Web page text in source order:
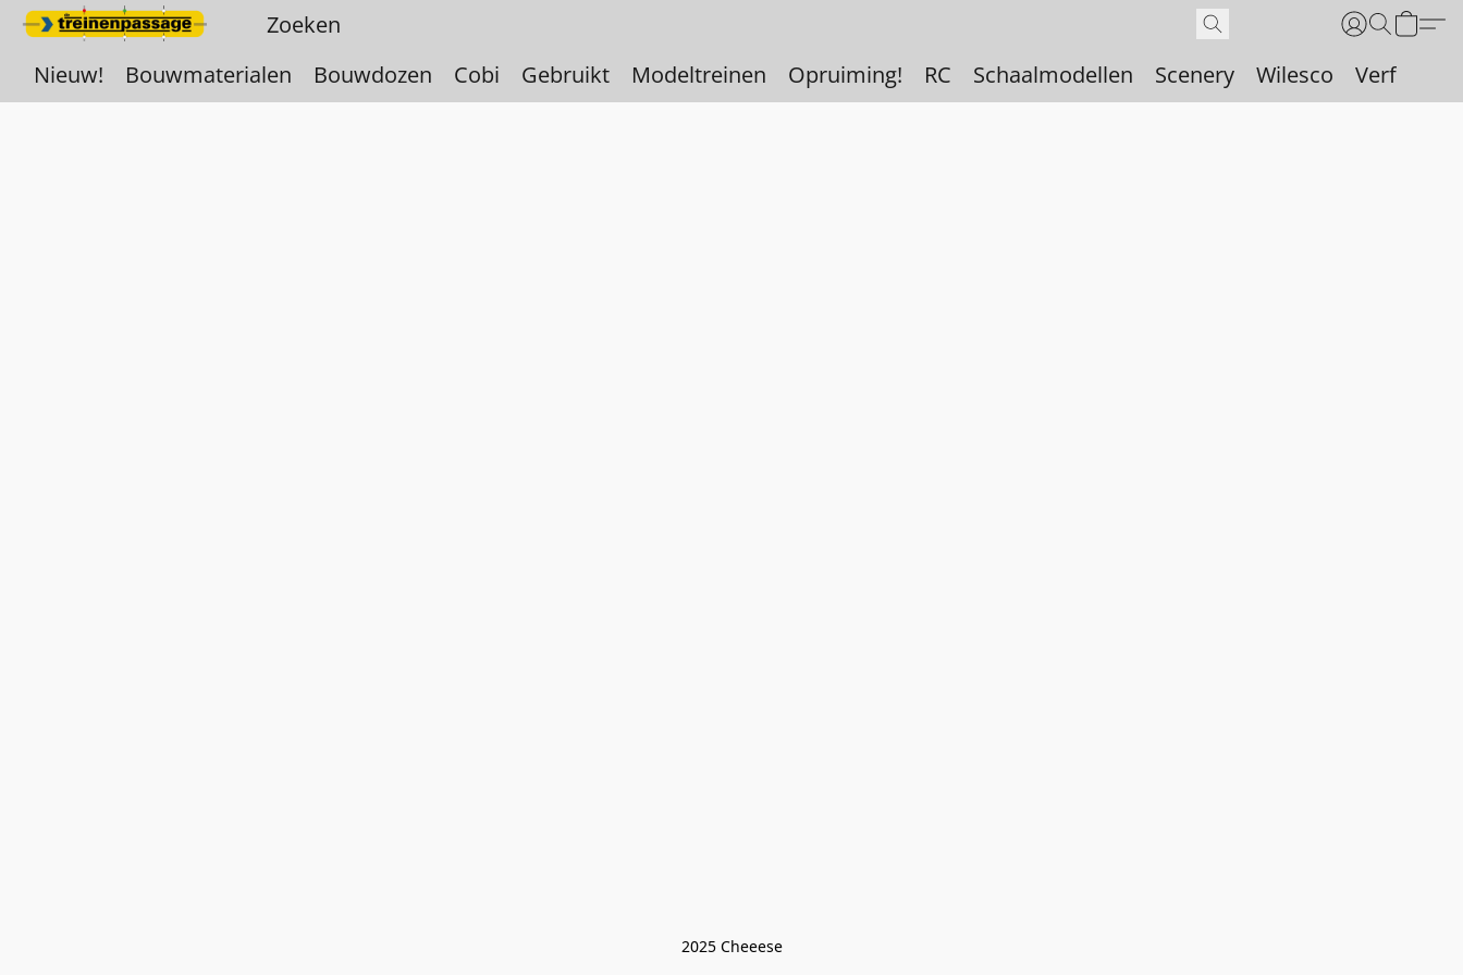
Nieuw! Bouwmaterialen Bouwdozen Cobi Gebruikt Modeltreinen Opruiming! RC Schaalmodellen Scenery Wilesco Verf
2025 Cheeese